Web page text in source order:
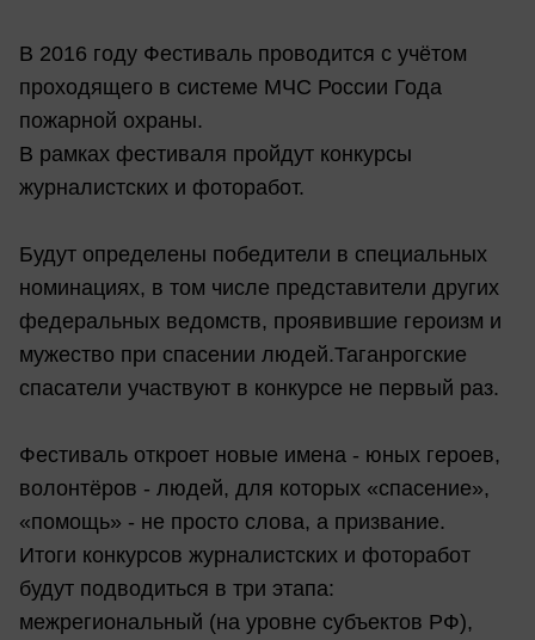
В 2016 году Фестиваль проводится с учётом
проходящего в системе МЧС России Года
пожарной охраны.
В рамках фестиваля пройдут конкурсы
журналистских и фоторабот.
Будут определены победители в специальных
номинациях, в том числе представители других
федеральных ведомств, проявившие героизм и
мужество при спасении людей.Таганрогские
спасатели участвуют в конкурсе не первый раз.
Фестиваль откроет новые имена - юных героев,
волонтёров - людей, для которых «спасение»,
«помощь» - не просто слова, а призвание.
Итоги конкурсов журналистских и фоторабот
будут подводиться в три этапа:
межрегиональный (на уровне субъектов РФ),